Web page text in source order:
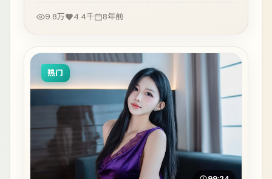
9.8万 4.4千 8年前
热门